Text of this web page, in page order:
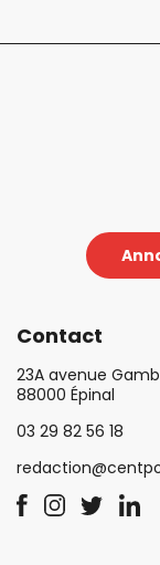
Contact
23A avenue
88000 Épinal
03 29 82 56 18